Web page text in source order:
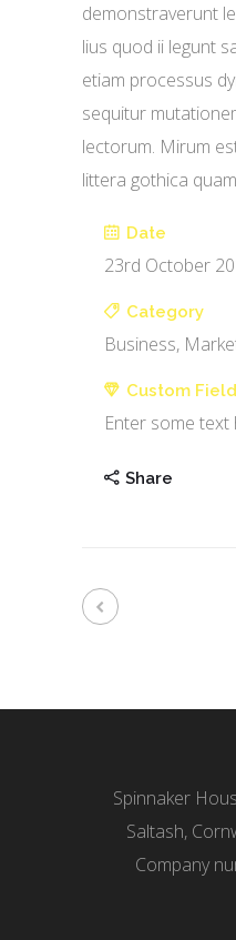
demonstraverunt
lius quod ii legunt
etiam processus
sequitur
lectorum. Mirum
littera gothica quam
Date
23rd October
Category
Business,
Custom Field
Enter some text
Share
Spinnaker
Saltash,
Company